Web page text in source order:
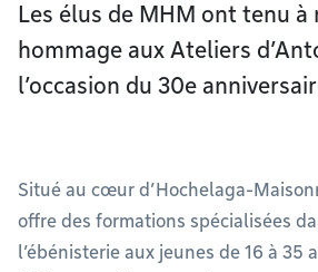
Les élus de MHM ont tenu à
hommage aux Ateliers
l’occasion du 30e
Situé au cœur d’Hochelaga-
offre des formations spécialisées
l’ébénisterie aux jeunes de 16 à 35